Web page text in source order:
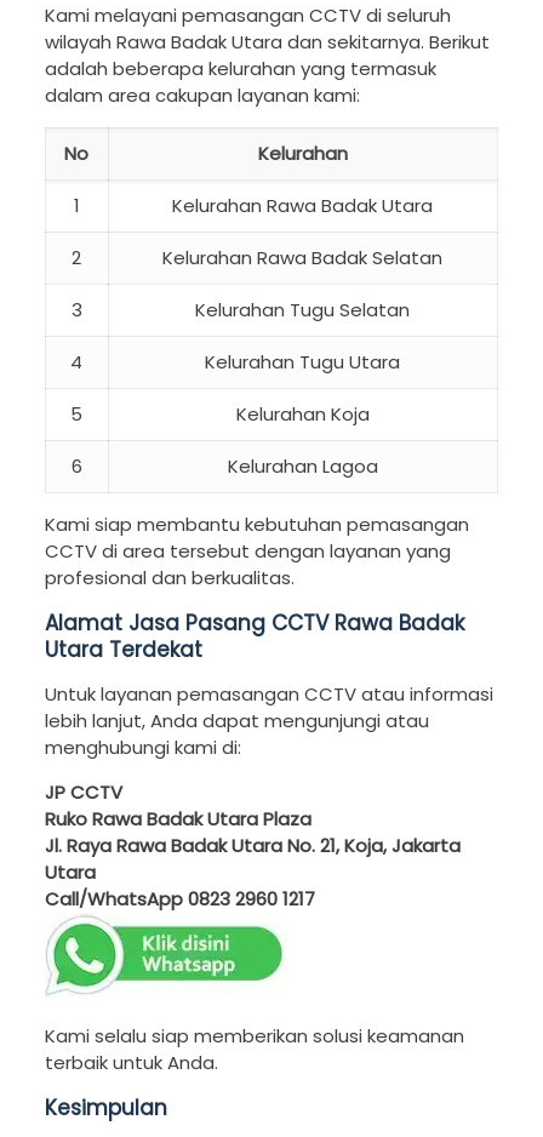
Kami melayani pemasangan CCTV di seluruh
wilayah Rawa Badak Utara dan sekitarnya. Berikut
adalah beberapa kelurahan yang termasuk
dalam area cakupan layanan kami:
No Kelurahan
1 Kelurahan Rawa Badak Utara
2 Kelurahan Rawa Badak Selatan
3 Kelurahan Tugu Selatan
4 Kelurahan Tugu Utara
5 Kelurahan Koja
6 Kelurahan Lagoa
Kami siap membantu kebutuhan pemasangan
CCTV di area tersebut dengan layanan yang
profesional dan berkualitas.
Alamat Jasa Pasang CCTV Rawa Badak
Utara Terdekat
Untuk layanan pemasangan CCTV atau informasi
lebih lanjut, Anda dapat mengunjungi atau
menghubungi kami di:
JP CCTV
Ruko Rawa Badak Utara Plaza
Jl. Raya Rawa Badak Utara No. 21, Koja, Jakarta
Utara
Call/WhatsApp0823 2960 1217
Kami selalu siap memberikan solusi keamanan
terbaik untuk Anda.
Kesimpulan